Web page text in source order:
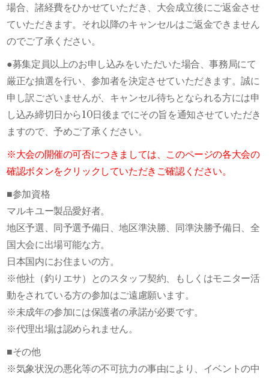
場合、諸経費をひかせていただき、大会成立後にご返金させ
ていただきます。それ以降のキャンセルはご返金できません
のでご了承ください。
●募集定員以上のお申し込みをいただいた場合、事務局にて
厳正な抽選を行い、参加者を決定させていただきます。誠に
申し訳ございませんが、キャンセル待ちとなられる方には申
し込み締切日から10日後までにその旨を通知させていただき
ますので、予めご了承ください。
※大会の開催の可否につきましては、このページの各大会の
確認ボタンをクリックしていただきご確認ください。
■参加資格
マルキユー製品愛好者。
地区予選、同予選予備日、地区準決勝、同準決勝予備日、全
国大会に出場可能な方。
日本国内にお住まいの方。
※他社（釣りエサ）とのスタッフ契約、もしくはモニター活
動をされている方の参加はご遠慮願います。
※未成年の参加には保護者の承諾が必要です。
※代理出場は認められません。
■その他
※気象状況の悪化等の不可抗力の事由により、イベントの中